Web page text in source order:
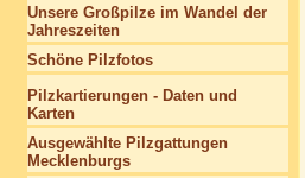
Unsere Großpilze im Wandel der
Jahreszeiten
Schöne Pilzfotos
Pilzkartierungen - Daten und
Karten
Ausgewählte Pilzgattungen
Mecklenburgs